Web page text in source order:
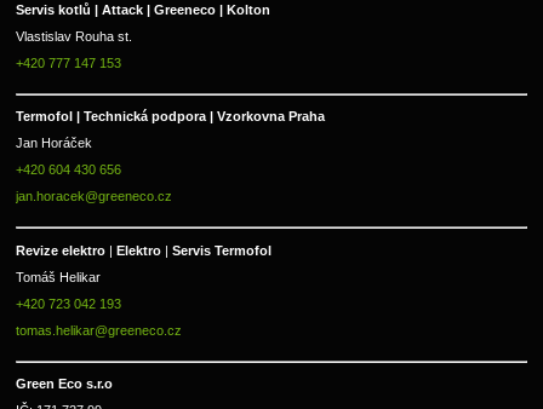
Servis kotlů | Attack | Greeneco | Kolton
Vlastislav Rouha st.
+420 777 147 153
Termofol | Technická podpora | Vzorkovna Praha
Jan Horáček
+420 604 430 656
jan.horacek@greeneco.cz
Revize elektro | Elektro | Servis Termofol
Tomáš Helikar
+420 723 042 193
tomas.helikar@greeneco.cz
Green Eco s.r.o